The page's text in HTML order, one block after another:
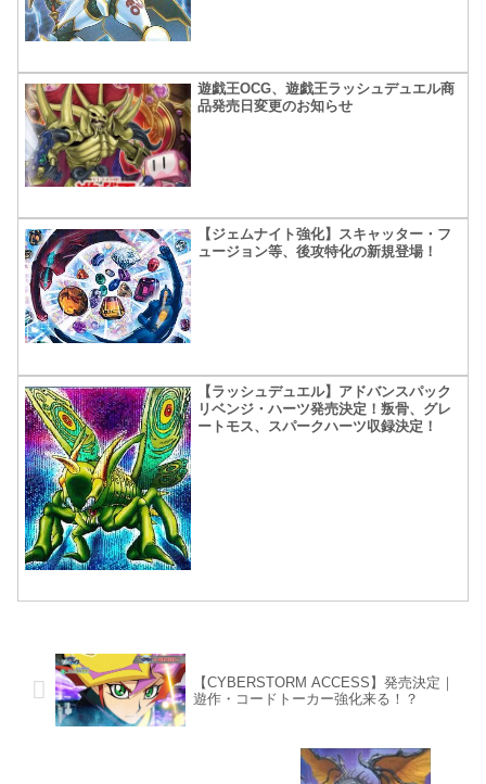
遊戯王OCG、遊戯王ラッシュデュエル商
品発売日変更のお知らせ
【ジェムナイト強化】スキャッター・フ
ュージョン等、後攻特化の新規登場！
【ラッシュデュエル】アドバンスパック
リベンジ・ハーツ発売決定！叛骨、グレ
ートモス、スパークハーツ収録決定！
【CYBERSTORM ACCESS】発売決定｜
遊作・コードトーカー強化来る！？